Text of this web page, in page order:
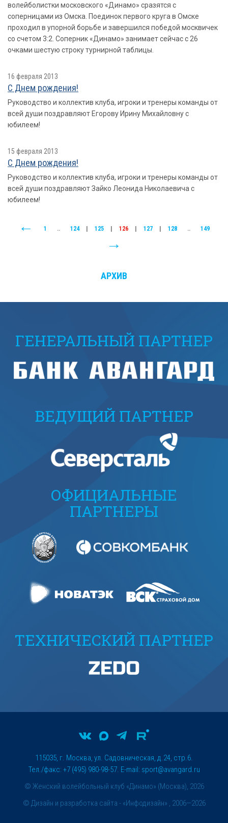
волейболистки московского «Динамо» сразятся с
соперницами из Омска. Поединок первого круга в Омске
проходил в упорной борьбе и завершился победой москвичек
со счетом 3:2. Соперник «Динамо» занимает сейчас с 26
очками шестую строку турнирной таблицы.
16 февраля 2013
С Днем рождения!
Руководство и коллектив клуба, игроки и тренеры команды от
всей души поздравляют Егорову Ирину Михайловну с
юбилеем!
15 февраля 2013
С Днем рождения!
Руководство и коллектив клуба, игроки и тренеры команды от
всей души поздравляют Зайко Леонида Николаевича с
юбилеем!
1 .. 124 125 126 127 128 .. 149
АРХИВ
ГЕНЕРАЛЬНЫЙ ПАРТНЕР
ВЕДУЩИЙ ПАРТНЕР
ОФИЦИАЛЬНЫЕ
ПАРТНЕРЫ
ТЕХНИЧЕСКИЙ ПАРТНЕР
© Женский волейбольный клуб «Динамо» (Москва), 2026
115035, г. Москва, ул. Садовническая, д.24, стр.6.
Тел./факс: +7 (495) 980-98-57. E-mail: sport@avangard.ru
© Дизайн и разработка сайта - «Инфодизайн» , 2006—2026